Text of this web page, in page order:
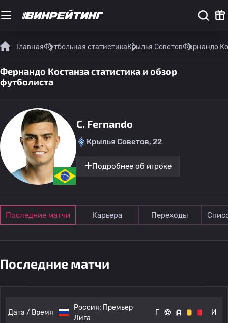
ГлавнаяФутбольная статистикаКрылья СоветовФернандо
Фернандо Костанза статистика и обзор
футболиста
C. Fernando
Крылья Советов, 22
Подробнее об игроке
Последние матчи Карьера Переходы
Последние матчи
Дата / Время
Россия: Премьер
Лига
Г И